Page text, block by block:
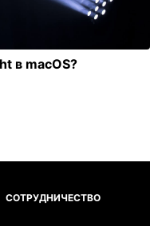
в macOS?
СОТРУДНИЧЕСТВО